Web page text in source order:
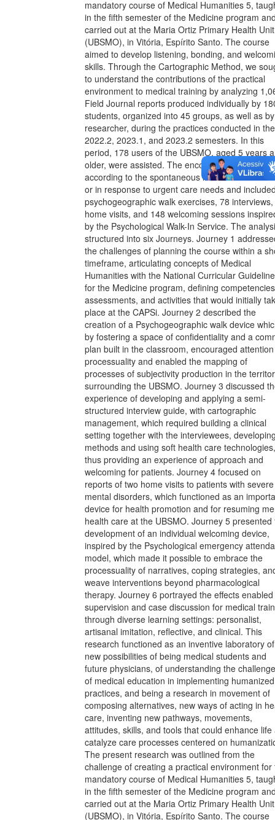
mandatory course of Medical Humanities 5,
in the fifth semester of the Medicine program
carried out at the Maria Ortiz Primary Health Unit
(UBSMO), in Vitória, Espírito Santo. The course
aimed to develop listening, bonding, and
skills. Through the Cartographic Method, we
to understand the contributions of the practical
environment to medical training by analyzing
Field Journal reports produced individually by
students, organized into 45 groups, as well as
researcher, during the practices conducted in the
2022.2, 2023.1, and 2023.2 semesters. In this
period, 178 users of the UBSMO, aged 5 years
older, were assisted. The encounters took place
according to the spontaneous interest of the
or in response to urgent care needs and
psychogeographic walk exercises, 78
home visits, and 148 welcoming sessions
by the Psychological Walk-In Service. The
structured into six Journeys. Journey 1
the challenges of planning the course within a
timeframe, articulating concepts of Medical
Humanities with the National Curricular
for the Medicine program, defining
assessments, and activities that would initially
place at the CAPSi. Journey 2 described the
creation of a Psychogeographic walk device
by fostering a space of confidentiality and a
plan built in the classroom, encouraged
processuality and enabled the mapping of
processes of subjectivity production in the
surrounding the UBSMO. Journey 3 discussed
experience of developing and applying a semi-
structured interview guide, with cartographic
management, which required building a clinical
setting together with the interviewees,
methods and using soft health care technologies,
thus providing an experience of approach and
welcoming for patients. Journey 4 focused on
reports of two home visits to patients with severe
mental disorders, which functioned as an
device for health promotion and for resuming
health care at the UBSMO. Journey 5 presented
development of an individual welcoming device,
inspired by the Psychological emergency
model, which made it possible to embrace the
processuality of narratives, coping strategies,
weave interventions beyond pharmacological
therapy. Journey 6 portrayed the effects
supervision and case discussion for medical
through diverse learning settings: personalist,
artisanal imitation, reflective, and clinical. This
research functioned as an inventive laboratory of
new possibilities of being medical students and
future physicians, of understanding the
of medical education in implementing humanized
practices, and being a research in movement of
composing alternatives, new ways of acting in
care, inventing new pathways, movements,
attitudes, skills, and tools that could enhance life
catalyze care processes centered on
The present research was outlined from the
challenge of creating a practical environment for
mandatory course of Medical Humanities 5,
in the fifth semester of the Medicine program
carried out at the Maria Ortiz Primary Health Unit
(UBSMO), in Vitória, Espírito Santo. The course